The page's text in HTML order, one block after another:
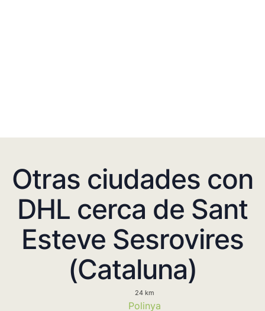
Otras ciudades con
DHL cerca de Sant
Esteve Sesrovires
(Cataluna)
24 km
Polinya